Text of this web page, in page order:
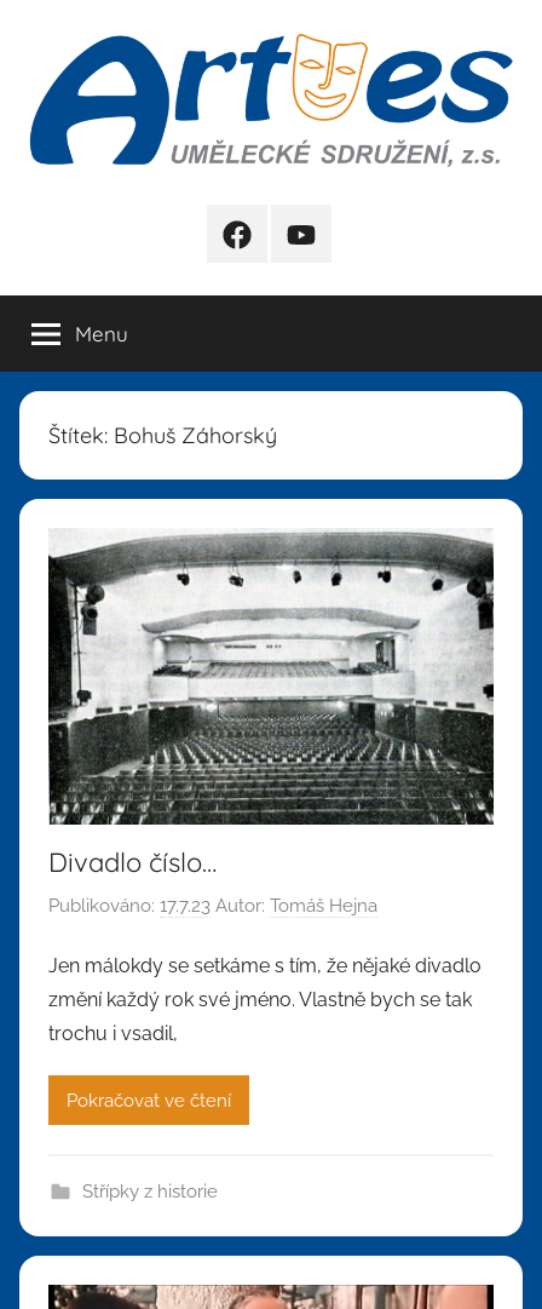
obsahu
FB YB
Menu
Štítek: Bohuš Záhorský
Divadlo číslo…
Publikováno: 17.7.23 Autor: Tomáš Hejna
Jen málokdy se setkáme s tím, že nějaké divadlo
změní každý rok své jméno. Vlastně bych se tak
trochu i vsadil,
Pokračovat ve čtení
Střípky z historie